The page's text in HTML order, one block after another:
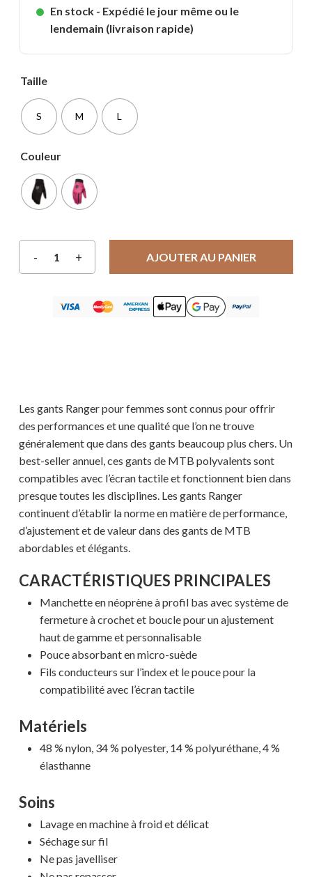
Votre panier est vide.
En stock - Expédié le jour même ou le
lendemain (livraison rapide)
Taille
S M L
Couleur
AJOUTER AU PANIER
Les gants Ranger pour femmes sont connus pour offrir
des performances et une qualité que l’on ne trouve
généralement que dans des gants beaucoup plus chers. Un
best-seller annuel, ces gants de MTB polyvalents sont
compatibles avec l’écran tactile et fonctionnent bien dans
presque toutes les disciplines. Les gants Ranger
continuent d’établir la norme en matière de performance,
d’ajustement et de valeur dans des gants de MTB
abordables et élégants.
CARACTÉRISTIQUES PRINCIPALES
Manchette en néoprène à profil bas avec système de
fermeture à crochet et boucle pour un ajustement
haut de gamme et personnalisable
Pouce absorbant en micro-suède
Fils conducteurs sur l’index et le pouce pour la
compatibilité avec l’écran tactile
Matériels
48 % nylon, 34 % polyester, 14 % polyuréthane, 4 %
élasthanne
Soins
Lavage en machine à froid et délicat
Séchage sur fil
Ne pas javelliser